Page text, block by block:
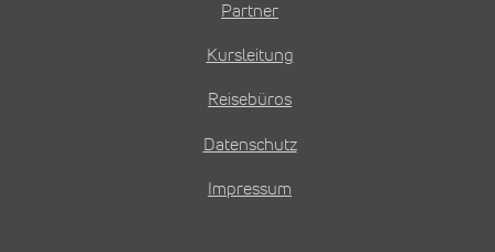
Partner
Kursleitung
Reisebüros
Datenschutz
Impressum